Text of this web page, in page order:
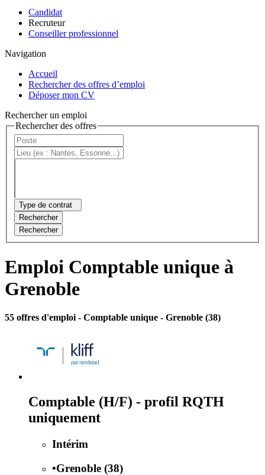
Candidat
Recruteur
Conseiller professionnel
Navigation
Accueil
Rechercher des offres d’emploi
Déposer mon CV
Rechercher un emploi
Rechercher des offres
Type de contrat
Rechercher
Rechercher
Emploi Comptable unique à
Grenoble
55 offres d'emploi - Comptable unique - Grenoble (38)
Comptable (H/F) - profil RQTH
uniquement
Intérim
•Grenoble (38)